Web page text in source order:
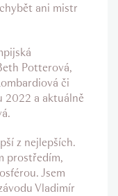
ani mistr
Potterová,
či
2022 a aktuálně
z nejlepších.
prostředím,
Jsem
Vladimír